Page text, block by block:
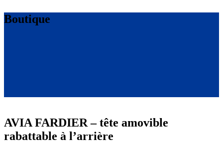
Boutique
AVIA FARDIER – tête amovible
rabattable à l’arrière